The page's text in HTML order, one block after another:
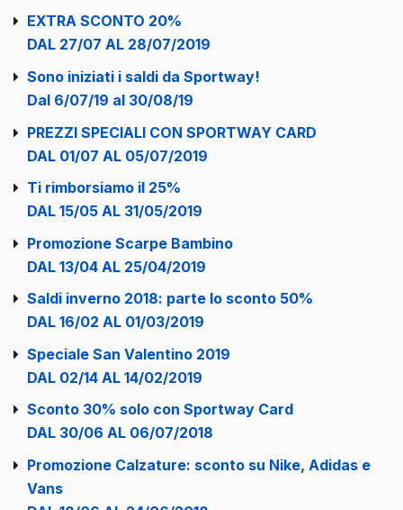
EXTRA SCONTO 20%
DAL 27/07 AL 28/07/2019
Sono iniziati i saldi da Sportway!
Dal 6/07/19 al 30/08/19
PREZZI SPECIALI CON SPORTWAY CARD
DAL 01/07 AL 05/07/2019
Ti rimborsiamo il 25%
DAL 15/05 AL 31/05/2019
Promozione Scarpe Bambino
DAL 13/04 AL 25/04/2019
Saldi inverno 2018: parte lo sconto 50%
DAL 16/02 AL 01/03/2019
Speciale San Valentino 2019
DAL 02/14 AL 14/02/2019
Sconto 30% solo con Sportway Card
DAL 30/06 AL 06/07/2018
Promozione Calzature: sconto su Nike, Adidas e
Vans